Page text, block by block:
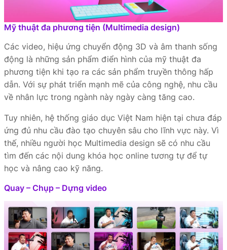
Mỹ thuật đa phương tiện (Multimedia design)
Các video, hiệu ứng chuyển động 3D và âm thanh sống
động là những sản phẩm điển hình của mỹ thuật đa
phương tiện khi tạo ra các sản phẩm truyền thông hấp
dẫn. Với sự phát triển mạnh mẽ của công nghệ, nhu cầu
về nhân lực trong ngành này ngày càng tăng cao.
Tuy nhiên, hệ thống giáo dục Việt Nam hiện tại chưa đáp
ứng đủ nhu cầu đào tạo chuyên sâu cho lĩnh vực này. Vì
thế, nhiều người học Multimedia design sẽ có nhu cầu
tìm đến các nội dung khóa học online tương tự để tự
học và nâng cao kỹ năng.
Quay – Chụp – Dựng video